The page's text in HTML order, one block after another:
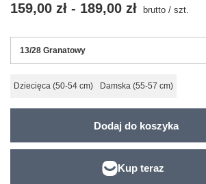
13/28 Granatowy
Dziecięca (50-54 cm) Damska (55-57 cm)
159,00 zł - 189,00 zł brutto / szt.
Dodaj do koszyka